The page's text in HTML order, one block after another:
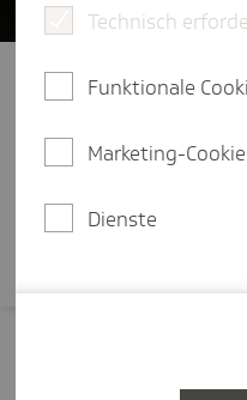
Konzepte
Pflegende
Mehr erfahren
Technisch
Funktionale
Marketing-
Dienste